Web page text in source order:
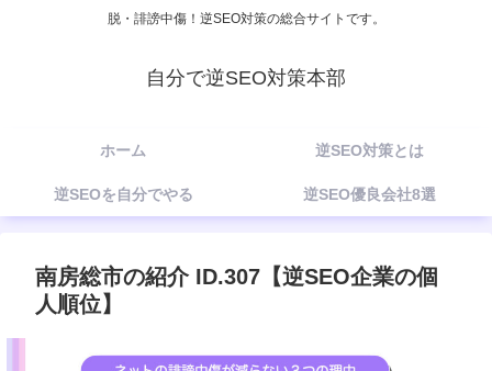
脱・誹謗中傷！逆SEO対策の総合サイトです。
自分で逆SEO対策本部
ホーム 逆SEO対策とは
逆SEOを自分でやる 逆SEO優良会社8選
南房総市の紹介 ID.307【逆SEO企業の個
人順位】